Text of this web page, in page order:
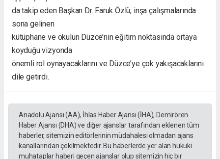
da takip eden Başkan Dr. Faruk Özlü, inşa çalışmalarında
sona gelinen
kütüphane ve okulun Düzce’nin eğitim noktasında ortaya
koyduğu vizyonda
önemli rol oynayacaklarını ve Düzce’ye çok yakışacaklarını
dile getirdi.
Anadolu Ajansı (AA), İhlas Haber Ajansı (İHA), Demirören
Haber Ajansı (DHA) ve diğer ajanslar tarafından eklenen tüm
haberler, sitemizin editörlerinin müdahalesi olmadan ajans
kanallarından çekilmektedir. Bu haberlerde yer alan hukuki
muhataplar haberi geçen ajanslar olup sitemizin hiç bir